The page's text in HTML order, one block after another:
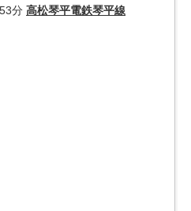
分 高松琴平電鉄琴平線